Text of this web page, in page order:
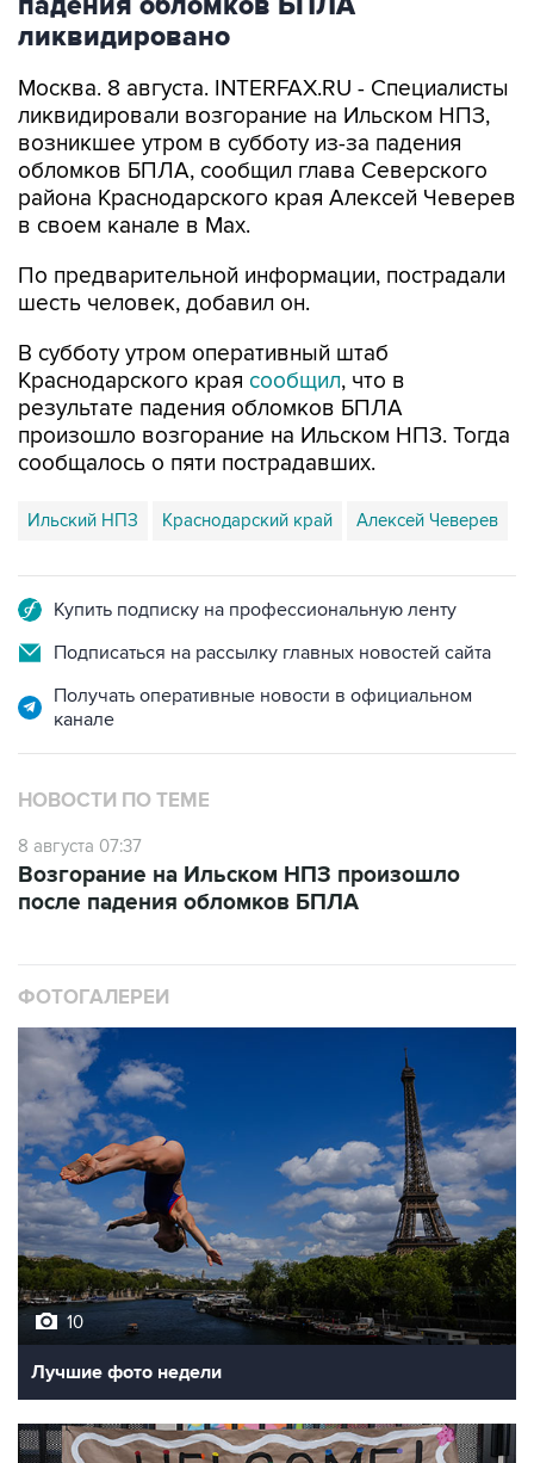
ликвидировано
Москва. 8 августа. INTERFAX.RU - Специалисты
ликвидировали возгорание на Ильском НПЗ,
возникшее утром в субботу из-за падения
обломков БПЛА, сообщил глава Северского
района Краснодарского края Алексей Чеверев
в своем канале в Max.
По предварительной информации, пострадали
шесть человек, добавил он.
В субботу утром оперативный штаб
Краснодарского края сообщил, что в
результате падения обломков БПЛА
произошло возгорание на Ильском НПЗ. Тогда
сообщалось о пяти пострадавших.
Ильский НПЗ Краснодарский край Алексей Чеверев
Купить подписку на профессиональную ленту
Подписаться на рассылку главных новостей сайта
Получать оперативные новости в официальном
канале
НОВОСТИ ПО ТЕМЕ
8 августа 07:37
Возгорание на Ильском НПЗ произошло
после падения обломков БПЛА
ФОТОГАЛЕРЕИ
10
Лучшие фото недели